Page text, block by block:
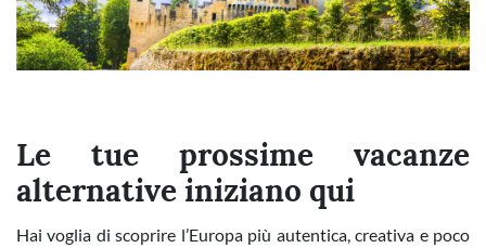
Le tue prossime vacanze
alternative iniziano qui
Hai voglia di scoprire l’Europa più autentica, creativa e poco